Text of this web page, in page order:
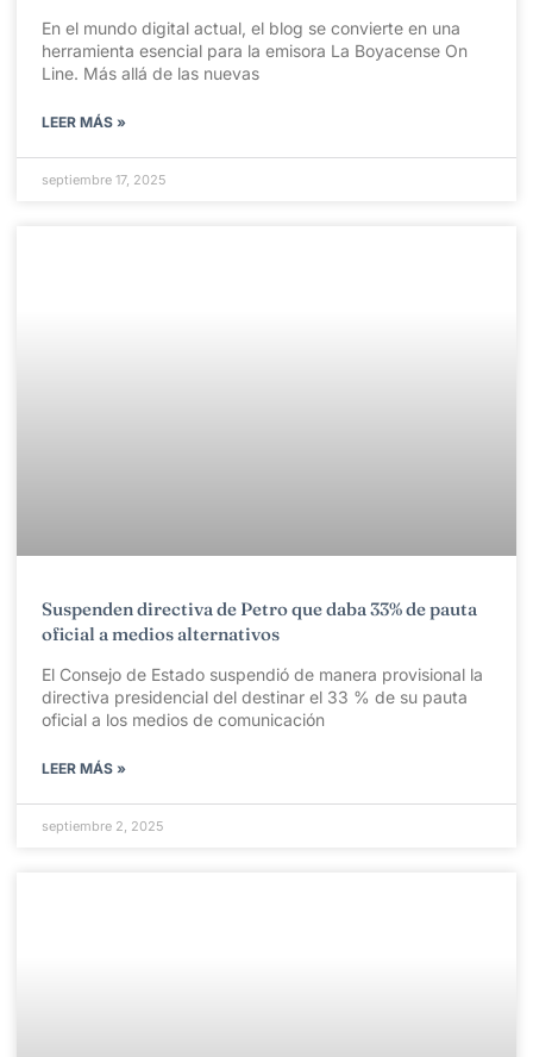
En el mundo digital actual, el blog se convierte en una
herramienta esencial para la emisora La Boyacense On
Line. Más allá de las nuevas
LEER MÁS »
septiembre 17, 2025
Suspenden directiva de Petro que daba 33% de pauta
oficial a medios alternativos
El Consejo de Estado suspendió de manera provisional la
directiva presidencial del destinar el 33 % de su pauta
oficial a los medios de comunicación
LEER MÁS »
septiembre 2, 2025